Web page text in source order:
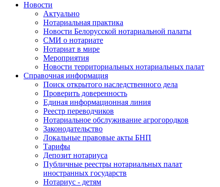
Новости
Актуально
Нотариальная практика
Новости Белорусской нотариальной палаты
СМИ о нотариате
Нотариат в мире
Мероприятия
Новости территориальных нотариальных палат
Справочная информация
Поиск открытого наследственного дела
Проверить доверенность
Единая информационная линия
Реестр переводчиков
Нотариальное обслуживание агрогородков
Законодательство
Локальные правовые акты БНП
Тарифы
Депозит нотариуса
Публичные реестры нотариальных палат
иностранных государств
Нотариус - детям